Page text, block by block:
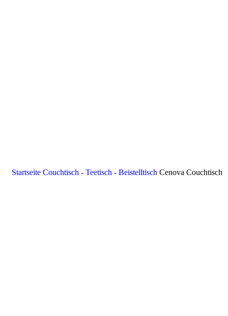
Startseite Couchtisch - Teetisch - Beistelltisch Cenova Couchtisch